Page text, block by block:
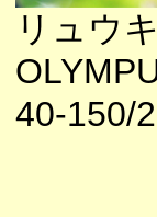
リュウ
40-150/